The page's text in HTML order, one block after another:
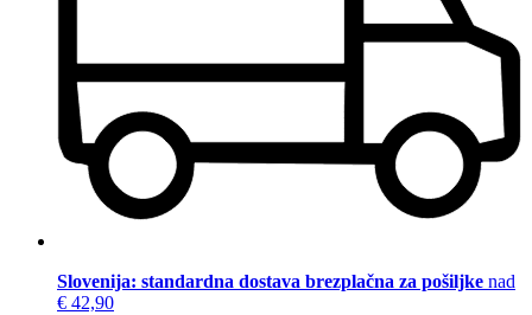
Slovenija: standardna dostava brezplačna za pošiljke nad
€ 42,90